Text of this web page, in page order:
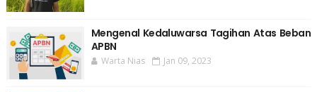
Mengenal Kedaluwarsa Tagihan Atas Beban
APBN
Warta Nias Jan 09, 2023